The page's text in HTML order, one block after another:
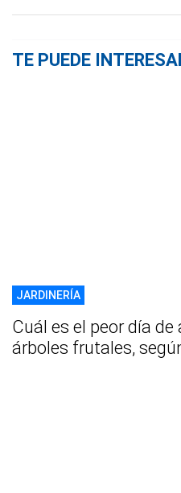
TE PUEDE
JARDINERÍA
Cuál es el peor día
árboles frutales,